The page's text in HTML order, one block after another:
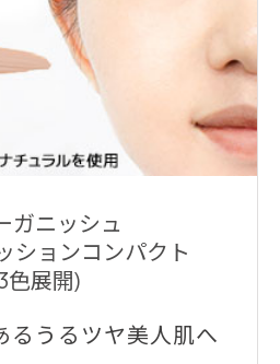
ガニッシュ
ションコンパクト
色展開)
るうるツヤ美人肌へ